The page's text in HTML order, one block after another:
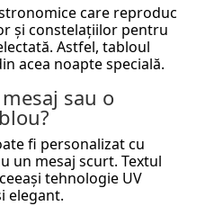
care reproduc
și constelațiilor pentru
Astfel, tabloul
acea noapte specială.
sau o
fi personalizat cu
un mesaj scurt. Textul
tehnologie UV
elegant.